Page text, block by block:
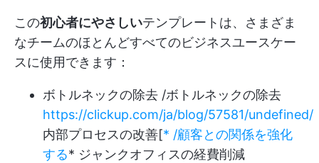
この初心者にやさしいテンプレートは、さまざま
なチームのほとんどすべてのビジネスユースケー
スに使用できます：
ボトルネックの除去 /ボトルネックの除去
https://clickup.com/ja/blog/57581/undefined/
内部プロセスの改善[* /顧客との関係を強化
する* ジャンクオフィスの経費削減